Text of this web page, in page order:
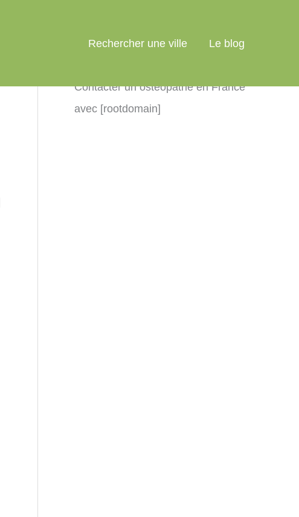
Rechercher une ville Le blog
Contacter un ostéopathe en France
avec [rootdomain]